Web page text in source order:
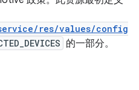
res/values/config
的一部分。